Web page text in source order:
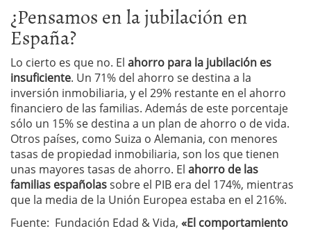
¿Pensamos en la jubilación en
España?
Lo cierto es que no. El ahorro para la jubilación es
insuficiente. Un 71% del ahorro se destina a la
inversión inmobiliaria, y el 29% restante en el ahorro
financiero de las familias. Además de este porcentaje
sólo un 15% se destina a un plan de ahorro o de vida.
Otros países, como Suiza o Alemania, con menores
tasas de propiedad inmobiliaria, son los que tienen
unas mayores tasas de ahorro. El ahorro de las
familias españolassobre el PIB era del 174%, mientras
que la media de la Unión Europea estaba en el 216%.
Fuente: Fundación Edad & Vida, «El comportamiento